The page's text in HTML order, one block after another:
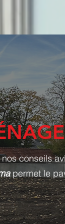
conseils
permet le